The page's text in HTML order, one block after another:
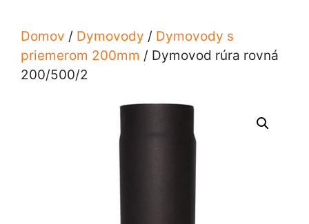
Domov / Dymovody / Dymovody s
priemerom 200mm / Dymovod rúra rovná
200/500/2